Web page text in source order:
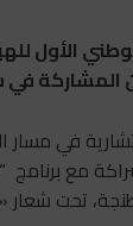
الأول
المشاركة في
في
مع برنامج